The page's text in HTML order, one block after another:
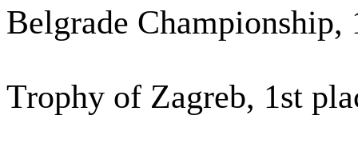
Belgrade Championship,
Trophy of Zagreb, 1st